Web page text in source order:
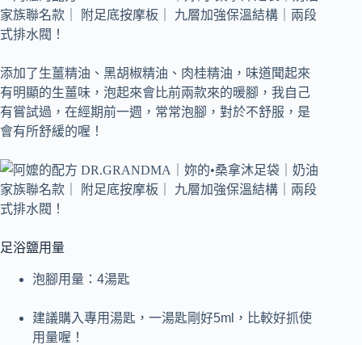
添加了生薑精油、黑胡椒精油、肉桂精油，味道聞起來
有明顯的生薑味，泡起來會比前兩款來的暖腳，我自己
有嘗試過，在經期前一週，常常泡腳，對於不舒服，是
會有所舒緩的喔！
足浴鹽用量
泡腳用量：4湯匙
建議購入專用湯匙，一湯匙剛好5ml，比較好抓使
用量喔！